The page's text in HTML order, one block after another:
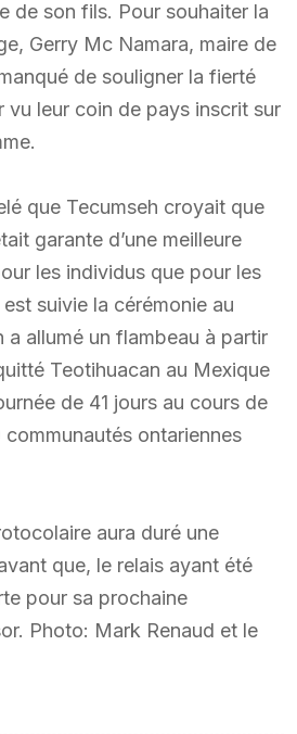
de son fils. Pour souhaiter la
Gerry Mc Namara, maire de
de souligner la fierté
vu leur coin de pays inscrit sur
que Tecumseh croyait que
garante d’une meilleure
les individus que pour les
est suivie la cérémonie au
a allumé un flambeau à partir
Teotihuacan au Mexique
de 41 jours au cours de
ontariennes
aura duré une
que, le relais ayant été
pour sa prochaine
Photo: Mark Renaud et le